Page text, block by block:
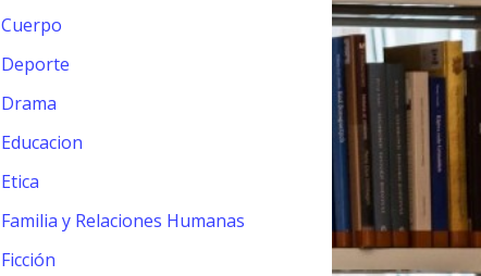
Cuerpo
Deporte
Drama
Educacion
Etica
Familia y Relaciones Humanas
Ficción